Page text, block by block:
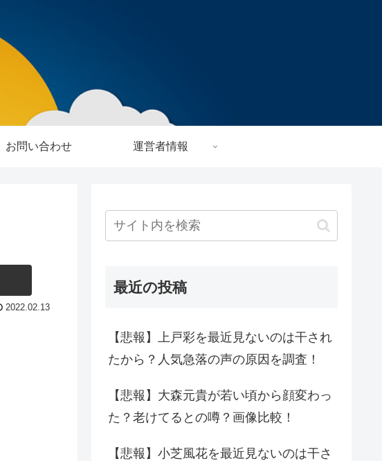
お問い合わせ 運営者情報
2022.02.13
最近の投稿
【悲報】上戸彩を最近見ないのは干され
たから？人気急落の声の原因を調査！
【悲報】大森元貴が若い頃から顔変わっ
た？老けてるとの噂？画像比較！
【悲報】小芝風花を最近見ないのは干さ